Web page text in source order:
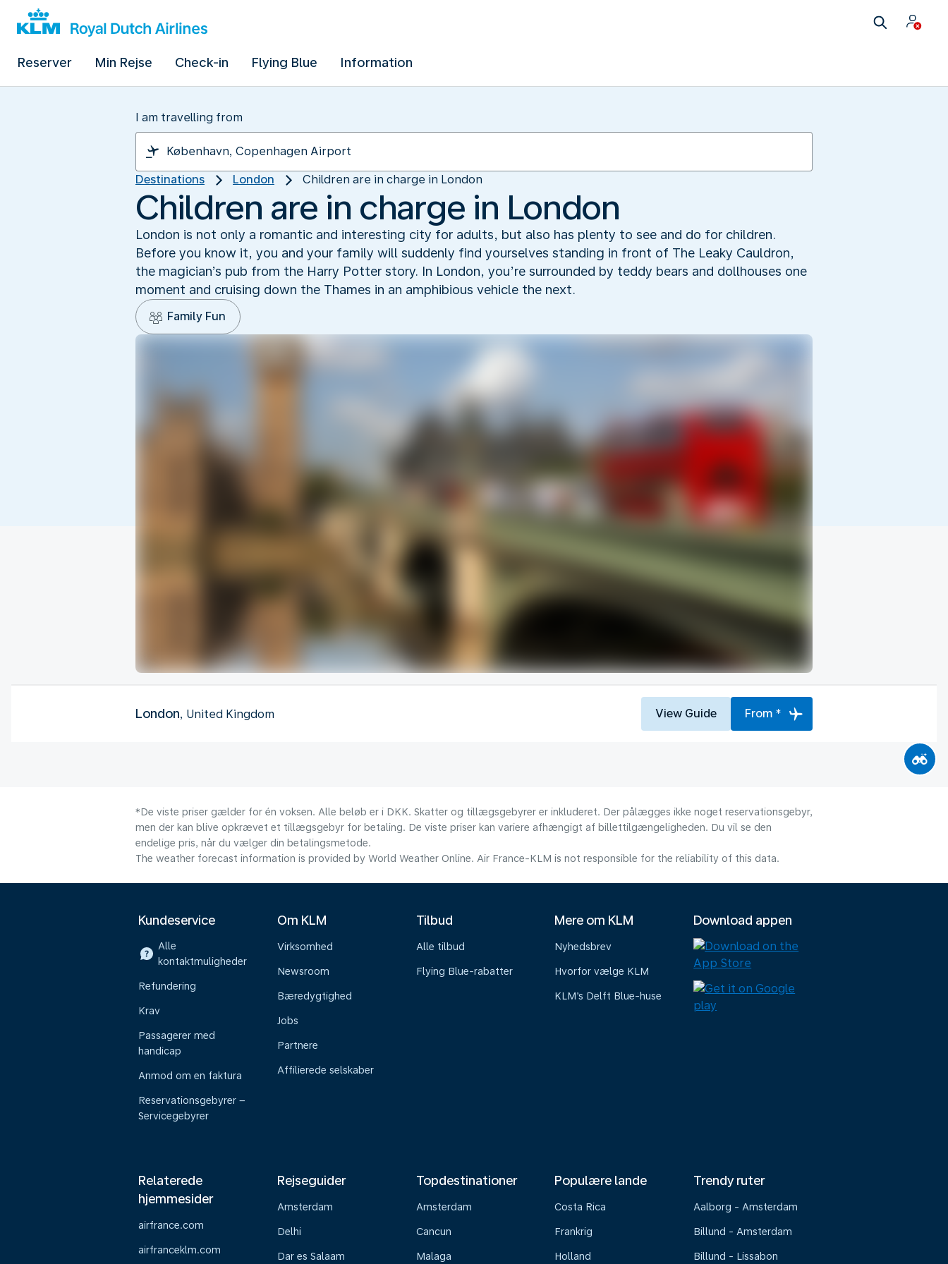
Reserver Min Rejse Check-in Flying Blue Information
I am travelling from
Destinations London Children are in charge in London
Children are in charge in London
London is not only a romantic and interesting city for adults, but also has plenty to see and do for children.
Before you know it, you and your family will suddenly find yourselves standing in front of The Leaky Cauldron,
the magician’s pub from the Harry Potter story. In London, you’re surrounded by teddy bears and dollhouses one
moment and cruising down the Thames in an amphibious vehicle the next.
Family Fun
London, United Kingdom View Guide From *
*De viste priser gælder for én voksen. Alle beløb er i DKK. Skatter og tillægsgebyrer er inkluderet. Der pålægges ikke noget reservationsgebyr,
men der kan blive opkrævet et tillægsgebyr for betaling. De viste priser kan variere afhængigt af billettilgængeligheden. Du vil se den
endelige pris, når du vælger din betalingsmetode.
The weather forecast information is provided by World Weather Online. Air France-KLM is not responsible for the reliability of this data.
Kundeservice
Alle
kontaktmuligheder
Refundering
Krav
Passagerer med
handicap
Anmod om en faktura
Reservationsgebyrer –
Servicegebyrer
Om KLM
Virksomhed
Newsroom
Bæredygtighed
Jobs
Partnere
Affilierede selskaber
Tilbud
Alle tilbud
Flying Blue-rabatter
Mere om KLM
Nyhedsbrev
Hvorfor vælge KLM
KLM’s Delft Blue-huse
Download appen
Relaterede
hjemmesider
airfrance.com
airfranceklm.com
Rejseguider
Amsterdam
Delhi
Dar es Salaam
Topdestinationer
Amsterdam
Cancun
Malaga
Populære lande
Costa Rica
Frankrig
Holland
Trendy ruter
Aalborg - Amsterdam
Billund - Amsterdam
Billund - Lissabon